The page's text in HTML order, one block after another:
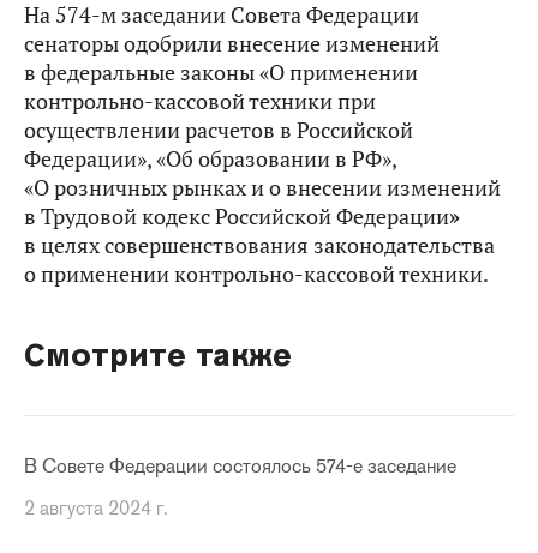
На 574-м заседании Совета Федерации
сенаторы одобрили внесение изменений
в федеральные законы «О применении
контрольно-кассовой техники при
осуществлении расчетов в Российской
Федерации», «Об образовании в РФ»,
«О розничных рынках и о внесении изменений
в Трудовой кодекс Российской Федерации»
в целях совершенствования законодательства
о применении контрольно-кассовой техники.
Смотрите также
В Совете Федерации состоялось 574-е заседание
2 августа 2024 г.